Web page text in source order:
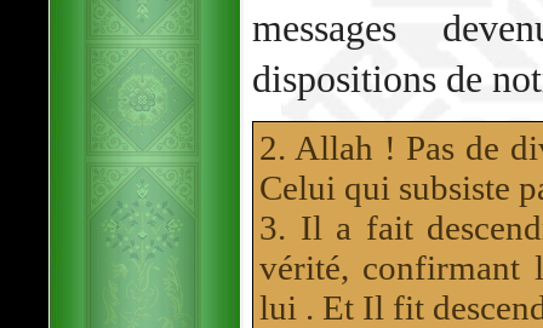
messages
dispositions de
2. Allah ! Pas de
Celui qui subsiste
3. Il a fait
vérité, confirmant
lui . Et Il fit